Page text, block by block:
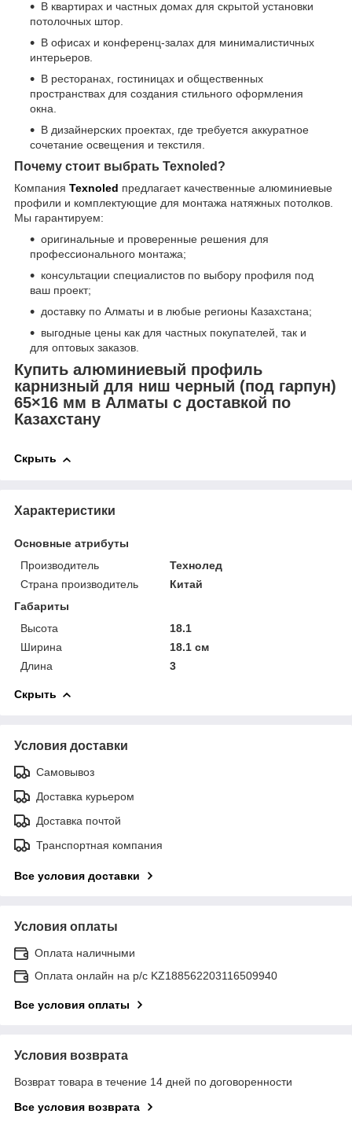
В квартирах и частных домах для скрытой установки
потолочных штор.
В офисах и конференц-залах для минималистичных
интерьеров.
В ресторанах, гостиницах и общественных
пространствах для создания стильного оформления
окна.
В дизайнерских проектах, где требуется аккуратное
сочетание освещения и текстиля.
Почему стоит выбрать Texnoled?
Компания Texnoled предлагает качественные алюминиевые
профили и комплектующие для монтажа натяжных потолков.
Мы гарантируем:
оригинальные и проверенные решения для
профессионального монтажа;
консультации специалистов по выбору профиля под
ваш проект;
доставку по Алматы и в любые регионы Казахстана;
выгодные цены как для частных покупателей, так и
для оптовых заказов.
Купить алюминиевый профиль
карнизный для ниш черный (под гарпун)
65×16 мм в Алматы с доставкой по
Казахстану
Скрыть
Характеристики
Основные атрибуты
Производитель
Технолед
Страна производитель
Китай
Габариты
Высота
18.1
Ширина
18.1 см
Длина
3
Скрыть
Условия доставки
Самовывоз
Доставка курьером
Доставка почтой
Транспортная компания
Все условия доставки
Условия оплаты
Оплата наличными
Оплата онлайн на р/с KZ188562203116509940
Все условия оплаты
Условия возврата
Возврат товара в течение 14 дней по договоренности
Все условия возврата